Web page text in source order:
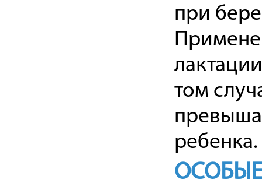
при
том
ребенка.